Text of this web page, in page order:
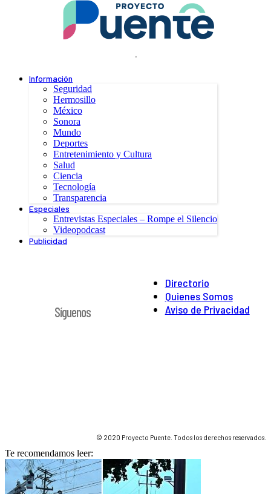
.
Información
Seguridad
Hermosillo
México
Sonora
Mundo
Deportes
Entretenimiento y Cultura
Salud
Ciencia
Tecnología
Transparencia
Especiales
Entrevistas Especiales – Rompe el Silencio
Videopodcast
Publicidad
Directorio
Quienes Somos
Aviso de Privacidad
Síguenos
© 2020 Proyecto Puente. Todos los derechos reservados.
Te recomendamos leer: